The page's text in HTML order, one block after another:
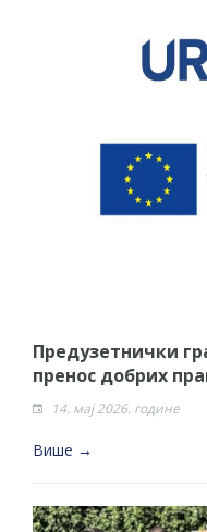
Предузетнички
пренос добрих
14. мај 2026. године
Више →